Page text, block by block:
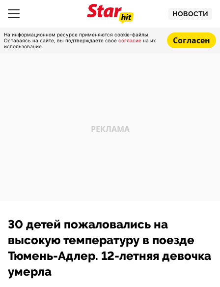
НОВОСТИ
На информационном ресурсе применяются cookie-файлы.
Оставаясь на сайте, вы подтверждаете свое согласие на их
использование.
Согласен
30 детей пожаловались на
высокую температуру в поезде
Тюмень-Адлер. 12-летняя девочка
умерла